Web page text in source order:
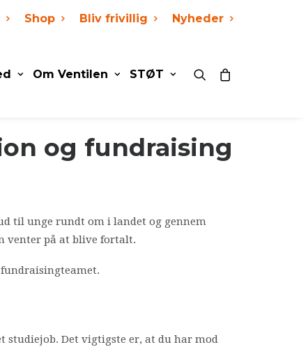
Shop Bliv frivillig Nyheder
Om Ventilen STØT
og fundraising
til unge rundt om i landet og gennem
venter på at blive fortalt.
studiejob. Det vigtigste er, at du har mod